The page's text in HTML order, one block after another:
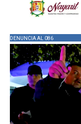
DENUNCIA AL 086